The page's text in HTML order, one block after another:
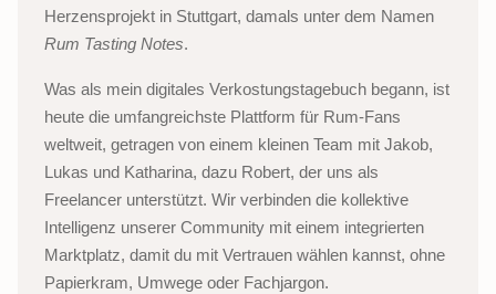
Herzensprojekt in Stuttgart, damals unter dem Namen
Rum Tasting Notes.
Was als mein digitales Verkostungstagebuch begann, ist
heute die umfangreichste Plattform für Rum-Fans
weltweit, getragen von einem kleinen Team mit Jakob,
Lukas und Katharina, dazu Robert, der uns als
Freelancer unterstützt. Wir verbinden die kollektive
Intelligenz unserer Community mit einem integrierten
Marktplatz, damit du mit Vertrauen wählen kannst, ohne
Papierkram, Umwege oder Fachjargon.